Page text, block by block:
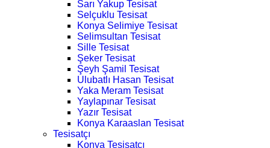
Sarı Yakup Tesisat
Selçuklu Tesisat
Konya Selimiye Tesisat
Selimsultan Tesisat
Sille Tesisat
Şeker Tesisat
Şeyh Şamil Tesisat
Ulubatlı Hasan Tesisat
Yaka Meram Tesisat
Yaylapınar Tesisat
Yazır Tesisat
Konya Karaaslan Tesisat
Tesisatçı
Konya Tesisatçı